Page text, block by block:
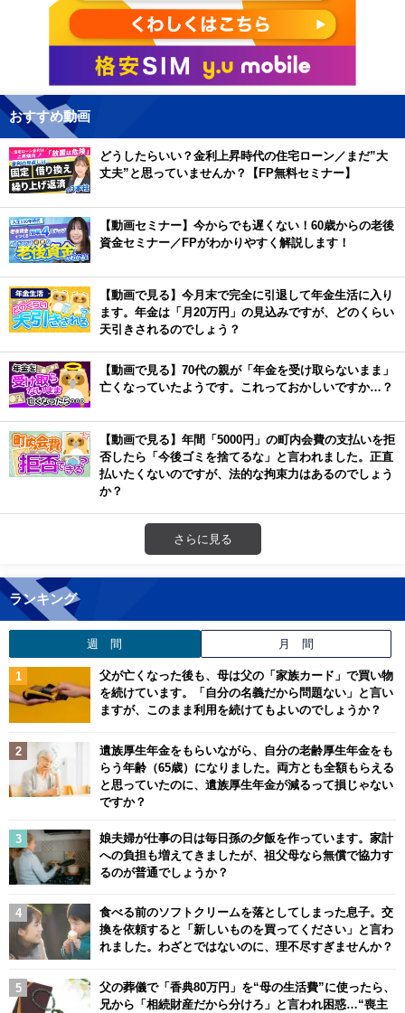
おすすめ動画
どうしたらいい？金利上昇時代の住宅ローン／まだ”大
丈夫”と思っていませんか？【FP無料セミナー】
【動画セミナー】今からでも遅くない！60歳からの老後
資金セミナー／FPがわかりやすく解説します！
【動画で見る】今月末で完全に引退して年金生活に入り
ます。年金は「月20万円」の見込みですが、どのくらい
天引きされるのでしょう？
【動画で見る】70代の親が「年金を受け取らないまま」
亡くなっていたようです。これっておかしいですか…？
【動画で見る】年間「5000円」の町内会費の支払いを拒
否したら「今後ゴミを捨てるな」と言われました。正直
払いたくないのですが、法的な拘束力はあるのでしょう
か？
さらに見る
ランキング
週 間 月 間
父が亡くなった後も、母は父の「家族カード」で買い物
を続けています。「自分の名義だから問題ない」と言い
ますが、このまま利用を続けてもよいのでしょうか？
遺族厚生年金をもらいながら、自分の老齢厚生年金をも
らう年齢（65歳）になりました。両方とも全額もらえる
と思っていたのに、遺族厚生年金が減るって損じゃない
ですか？
娘夫婦が仕事の日は毎日孫の夕飯を作っています。家計
への負担も増えてきましたが、祖父母なら無償で協力す
るのが普通でしょうか？
食べる前のソフトクリームを落としてしまった息子。交
換を依頼すると「新しいものを買ってください」と言わ
れました。わざとではないのに、理不尽すぎませんか？
父の葬儀で「香典80万円」を“母の生活費”に使ったら、
兄から「相続財産だから分けろ」と言われ困惑…“喪主